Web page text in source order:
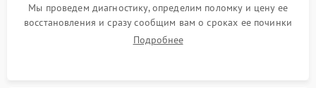
Мы проведем диагностику, определим поломку и цену ее
восстановления и сразу сообщим вам о сроках ее починки
Подробнее